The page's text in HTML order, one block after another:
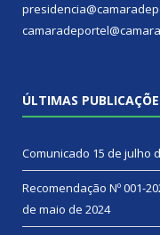
ÚLTIMAS
Comunicado 15 de julho
Recomendação Nº 001-
de maio de 2024